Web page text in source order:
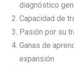
diagnóstico
Capacidad de
Pasión por su
Ganas de
expansión